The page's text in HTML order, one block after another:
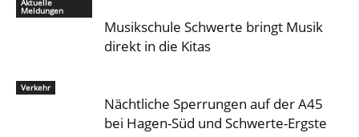
Aktuelle
Meldungen
Musikschule Schwerte bringt Musik
direkt in die Kitas
Verkehr
Nächtliche Sperrungen auf der A45
bei Hagen-Süd und Schwerte-Ergste